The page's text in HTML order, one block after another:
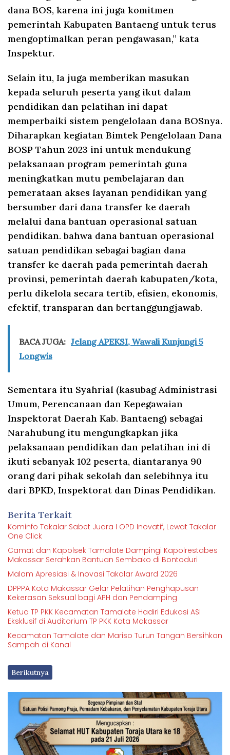
dana BOS, karena ini juga komitmen
pemerintah Kabupaten Bantaeng untuk terus
mengoptimalkan peran pengawasan,” kata
Inspektur.
Selain itu, Ia juga memberikan masukan
kepada seluruh peserta yang ikut dalam
pendidikan dan pelatihan ini dapat
memperbaiki sistem pengelolaan dana BOSnya.
Diharapkan kegiatan Bimtek Pengelolaan Dana
BOSP Tahun 2023 ini untuk mendukung
pelaksanaan program pemerintah guna
meningkatkan mutu pembelajaran dan
pemerataan akses layanan pendidikan yang
bersumber dari dana transfer ke daerah
melalui dana bantuan operasional satuan
pendidikan. bahwa dana bantuan operasional
satuan pendidikan sebagai bagian dana
transfer ke daerah pada pemerintah daerah
provinsi, pemerintah daerah kabupaten/kota,
perlu dikelola secara tertib, efisien, ekonomis,
efektif, transparan dan bertanggungjawab.
BACA JUGA: Jelang APEKSI, Wawali Kunjungi 5
Longwis
Sementara itu Syahrial (kasubag Administrasi
Umum, Perencanaan dan Kepegawaian
Inspektorat Daerah Kab. Bantaeng) sebagai
Narahubung itu mengungkapkan jika
pelaksanaan pendidikan dan pelatihan ini di
ikuti sebanyak 102 peserta, diantaranya 90
orang dari pihak sekolah dan selebihnya itu
dari BPKD, Inspektorat dan Dinas Pendidikan.
Berita Terkait
Kominfo Takalar Sabet Juara I OPD Inovatif, Lewat Takalar
One Click
Camat dan Kapolsek Tamalate Dampingi Kapolrestabes
Makassar Serahkan Bantuan Sembako di Bontoduri
Malam Apresiasi & Inovasi Takalar Award 2026
DPPPA Kota Makassar Gelar Pelatihan Penghapusan
Kekerasan Seksual bagi APH dan Pendamping
Ketua TP PKK Kecamatan Tamalate Hadiri Edukasi ASI
Eksklusif di Auditorium TP PKK Kota Makassar
Kecamatan Tamalate dan Mariso Turun Tangan Bersihkan
Sampah di Kanal
Berikutnya